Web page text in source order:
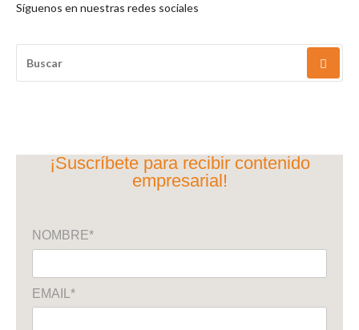
Síguenos en nuestras redes sociales
POR:
¡Suscríbete para recibir contenido
empresarial!
NOMBRE*
EMAIL*